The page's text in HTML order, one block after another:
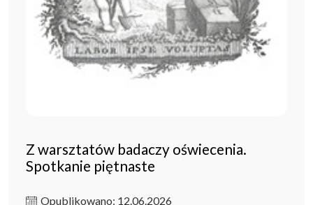
Z warsztatów badaczy oświecenia.
Spotkanie piętnaste
Opublikowano: 12.06.2026